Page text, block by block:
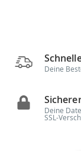
Deine
Deine
SSL-